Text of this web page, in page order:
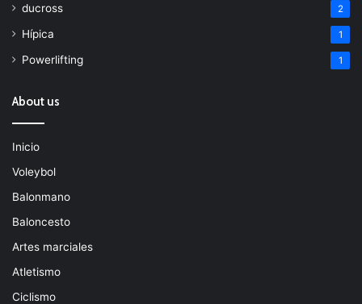
ducross 2
Hípica 1
Powerlifting 1
About us
Inicio
Voleybol
Balonmano
Baloncesto
Artes marciales
Atletismo
Ciclismo